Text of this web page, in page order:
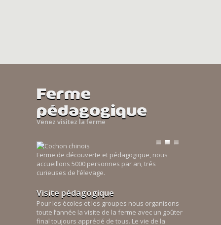
Ferme
pédagogique
Venez visitez la ferme
Ferme de découverte et pédagogique, nous
accueillons 5000 personnes par an, trés
curieuses de l’élevage.
Visite pédagogique
Pour les écoles et les groupes nous organisons
toute l’année la visite de la ferme avec un goûter
final toujours apprécié de tous. Le vie de la